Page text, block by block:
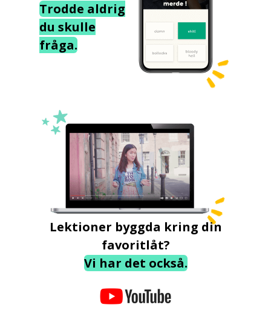
Trodde aldrig
du skulle
fråga.
Lektioner byggda kring din
favoritlåt?
Vi har det också.